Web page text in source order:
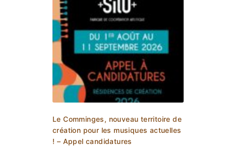
Le Comminges, nouveau territoire de
création pour les musiques actuelles
! – Appel candidatures